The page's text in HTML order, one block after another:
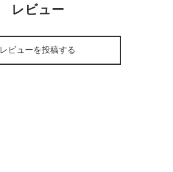
レビュー
レビューを投稿する